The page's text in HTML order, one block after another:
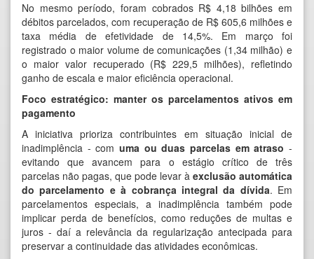
No mesmo período, foram cobrados R$ 4,18 bilhões em
débitos parcelados, com recuperação de R$ 605,6 milhões e
taxa média de efetividade de 14,5%. Em março foi
registrado o maior volume de comunicações (1,34 milhão) e
o maior valor recuperado (R$ 229,5 milhões), refletindo
ganho de escala e maior eficiência operacional.
Foco estratégico: manter os parcelamentos ativos em
pagamento
A iniciativa prioriza contribuintes em situação inicial de
inadimplência - com uma ou duas parcelas em atraso -
evitando que avancem para o estágio crítico de três
parcelas não pagas, que pode levar à exclusão automática
do parcelamento e à cobrança integral da dívida. Em
parcelamentos especiais, a inadimplência também pode
implicar perda de benefícios, como reduções de multas e
juros - daí a relevância da regularização antecipada para
preservar a continuidade das atividades econômicas.